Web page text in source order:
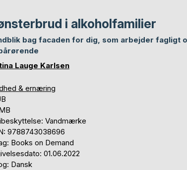
i alkoholfamilier
bag facaden for dig, som arbejder fagligt
Lauge Karlsen
& ernæring
Vandmærke
9788743038696
Books on Demand
01.06.2022
Dansk